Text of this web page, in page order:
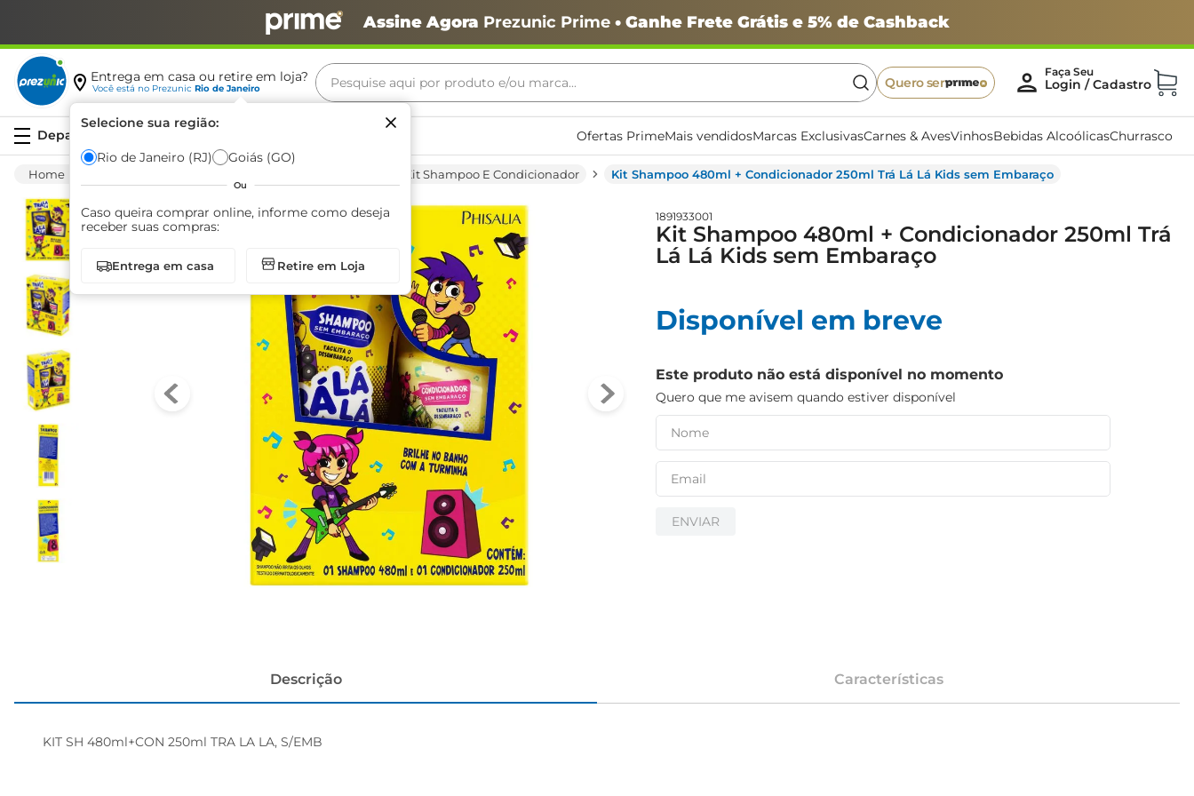
Assine Agora Prezunic Prime• Ganhe Frete Grátis e 5% de Cashback
Entrega em casa ou retire em loja?
Você está no Prezunic Rio de Janeiro
Selecione sua região:
Rio de Janeiro (RJ) Goiás (GO)
Ou
Caso queira comprar online, informe como deseja
receber suas compras:
Entrega em casa Retire em Loja
Pesquise aqui por produto e/ou marca...
Quero ser
Ofertas PrimeMais vendidosMarcas ExclusivasCarnes & AvesVinhosBebidas AlcoólicasChurrasco
Kit Shampoo E Condicionador Kit Shampoo 480ml + Condicionador 250ml Trá Lá Lá Kids sem Embaraço
1891933001
Kit Shampoo 480ml + Condicionador 250ml Trá
Lá Lá Kids sem Embaraço
Disponível em breve
Este produto não está disponível no momento
Quero que me avisem quando estiver disponível
ENVIAR
Descrição Características
KIT SH 480ml+CON 250ml TRA LA LA, S/EMB
Termos mais buscados
café
azeite
biscoito
arroz
iogurte
papel higiênico
cerveja